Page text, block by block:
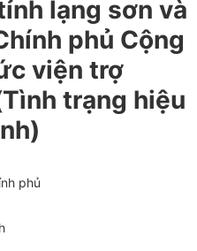
lạng sơn và
phủ Cộng
viện trợ
trạng hiệu
phủ